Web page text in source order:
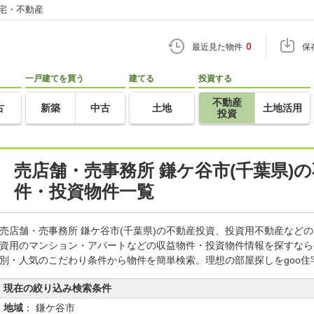
・不動産
最近見た物件 0 保
一戸建てを買う
新築 中古
建てる
土地
投資する
不動産
投資
土地活用
売店舗・売事務所 鎌ケ谷市(千葉県)
件・投資物件一覧
売店舗・売事務所 鎌ケ谷市(千葉県)の不動産投資、投資用不動産など
資用のマンション・アパートなどの収益物件・投資物件情報を探すな
別・人気のこだわり条件から物件を簡単検索。理想の部屋探しをgoo
現在の絞り込み検索条件
地域 ： 鎌ケ谷市